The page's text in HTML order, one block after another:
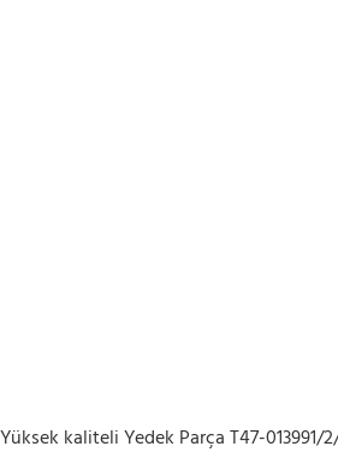
Yüksek kaliteli Yedek Parça T47-